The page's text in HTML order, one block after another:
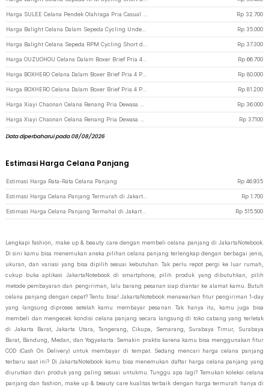
Rp 32.700
Rp 35.000
Rp 37.300
Rp 66.700
Rp 80.000
Rp 81.200
Rp 36.000
Rp 37.100
Data diperbaharui pada 08/08/2026
Estimasi Harga Celana Panjang
Estimasi Harga Rata-Rata Celana Panjang Rp 46.935
Rp 1.700
Rp 515.500
Lengkapi fashion, make up & beauty care dengan membeli celana panjang di JakartaNotebook.
Di sini kamu bisa menemukan aneka pilihan celana panjang terlengkap dengan berbagai jenis,
ukuran, dan variasi yang bisa dipilih sesuai kebutuhan. Tak perlu repot pergi ke luar rumah,
cukup buka aplikasi JakartaNotebook di smartphone, pilih produk yang dibutuhkan, pilih
metode pembayaran dan pengiriman, lalu barang pesanan siap diantar ke alamat kamu. Butuh
celana panjang dengan cepat? Tentu bisa! JakartaNotebook menawarkan fitur pengiriman 1-day
yang langsung diproses setelah kamu membayar pesanan. Tak hanya itu, kamu juga bisa
membeli dan mengecek kondisi celana panjang secara langsung di toko cabang yang terletak
di Jakarta Barat, Jakarta Utara, Tangerang, Cikupa, Semarang, Surabaya Timur, Surabaya
Barat, Bandung, Medan, dan Yogyakarta. Semakin praktis karena kamu bisa menggunakan fitur
COD (Cash On Delivery) untuk membayar di tempat. Sedang mencari harga celana panjang
terbaru saat ini? Di JakartaNotebook kamu bisa menemukan daftar harga celana panjang yang
diurutkan dari produk yang paling sesuai untukmu. Tunggu apa lagi? Temukan koleksi celana
panjang dan fashion, make up & beauty care kualitas terbaik dengan harga termurah hanya di